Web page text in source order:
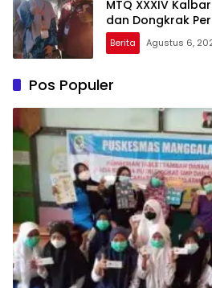
MTQ XXXIV
dan Dongkrak
Berita Agustus 6,
Pos Populer